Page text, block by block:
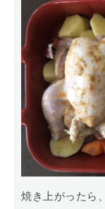
焼き上がったら